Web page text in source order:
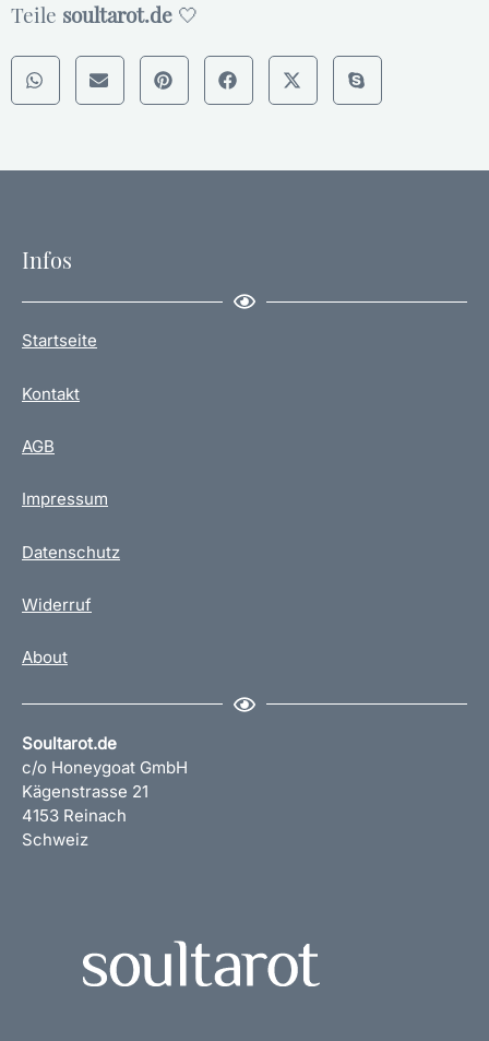
Teile soultarot.de 🤍
Infos
Startseite
Kontakt
AGB
Impressum
Datenschutz
Widerruf
About
Soultarot.de
c/o Honeygoat GmbH
Kägenstrasse 21
4153 Reinach
Schweiz